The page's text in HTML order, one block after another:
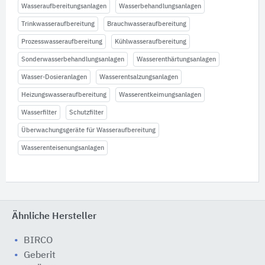
Wasseraufbereitungsanlagen Wasserbehandlungsanlagen
Trinkwasseraufbereitung Brauchwasseraufbereitung
Prozesswasseraufbereitung Kühlwasseraufbereitung
Sonderwasserbehandlungsanlagen Wasserenthärtungsanlagen
Wasser-Dosieranlagen Wasserentsalzungsanlagen
Heizungswasseraufbereitung Wasserentkeimungsanlagen
Wasserfilter Schutzfilter
Überwachungsgeräte für Wasseraufbereitung
Wasserenteisenungsanlagen
Ähnliche Hersteller
BIRCO
Geberit